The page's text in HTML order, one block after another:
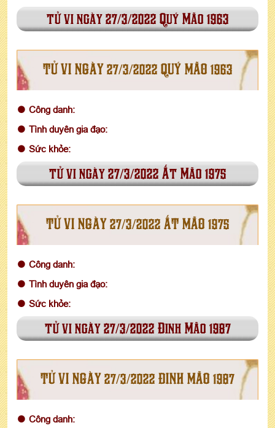
tử vi ngày 27/3/2022 Quý Mão 1963
TỬ VI NGÀY 27/3/2022 QUÝ MÃO 1963
Công danh:
Tình duyên gia đạo:
Sức khỏe:
tử vi ngày 27/3/2022 Ất Mão 1975
TỬ VI NGÀY 27/3/2022 ẤT MÃO 1975
Công danh:
Tình duyên gia đạo:
Sức khỏe:
tử vi ngày 27/3/2022 Đinh Mão 1987
TỬ VI NGÀY 27/3/2022 ĐINH MÃO 1987
Công danh: